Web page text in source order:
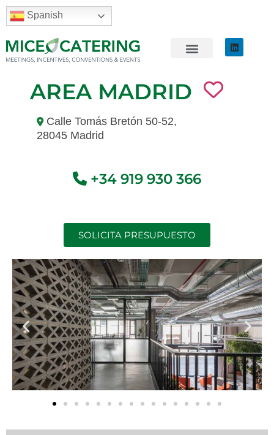
Spanish
AREA MADRID
Calle Tomás Bretón 50-52,
28045 Madrid
+34 919 930 366
SOLICITA PRESUPUESTO